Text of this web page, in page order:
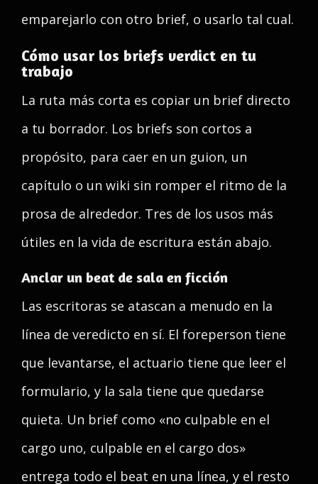
emparejarlo con otro brief, o usarlo tal cual.
Cómo usar los briefs verdict en tu
trabajo
La ruta más corta es copiar un brief directo
a tu borrador. Los briefs son cortos a
propósito, para caer en un guion, un
capítulo o un wiki sin romper el ritmo de la
prosa de alrededor. Tres de los usos más
útiles en la vida de escritura están abajo.
Anclar un beat de sala en ficción
Las escritoras se atascan a menudo en la
línea de veredicto en sí. El foreperson tiene
que levantarse, el actuario tiene que leer el
formulario, y la sala tiene que quedarse
quieta. Un brief como «no culpable en el
cargo uno, culpable en el cargo dos»
entrega todo el beat en una línea, y el resto